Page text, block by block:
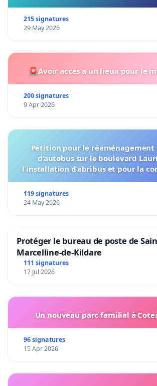
215 signatures
29 May 2026
🚨Avoir acces a un lieux pour le
200 signatures
9 Apr 2026
Pétition pour le réaménagement
d’autobus sur le boulevard
l’installation d’abribus et pour la
119 signatures
24 May 2026
Protéger le bureau de poste de
Marcelline-de-Kildare
111 signatures
17 Jul 2026
Un nouveau parc familial à
96 signatures
15 Apr 2026